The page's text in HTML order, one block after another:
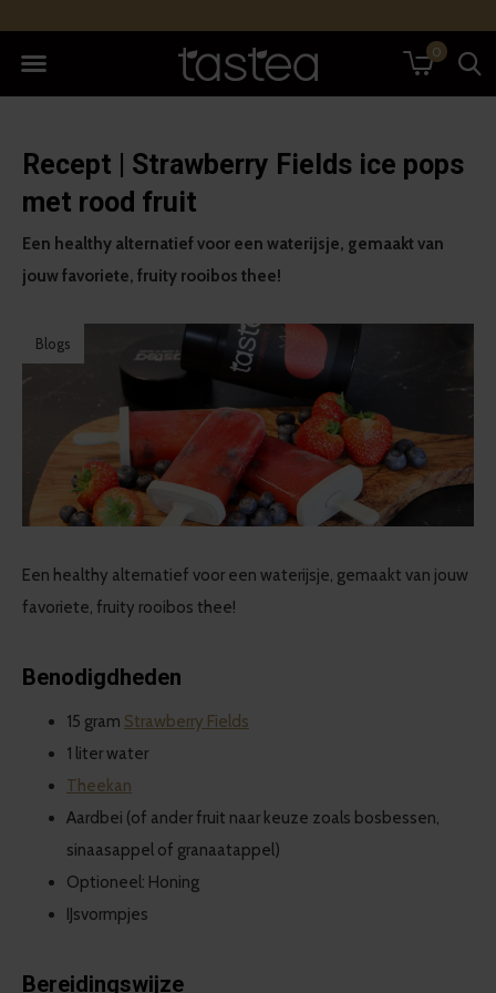
0
Recept | Strawberry Fields ice pops
met rood fruit
Een healthy alternatief voor een waterijsje, gemaakt van
jouw favoriete, fruity rooibos thee!
Blogs
Een healthy alternatief voor een waterijsje, gemaakt van jouw
favoriete, fruity rooibos thee!
Benodigdheden
15 gram Strawberry Fields
1 liter water
Theekan
Aardbei (of ander fruit naar keuze zoals bosbessen,
sinaasappel of granaatappel)
Optioneel: Honing
IJsvormpjes
Bereidingswijze